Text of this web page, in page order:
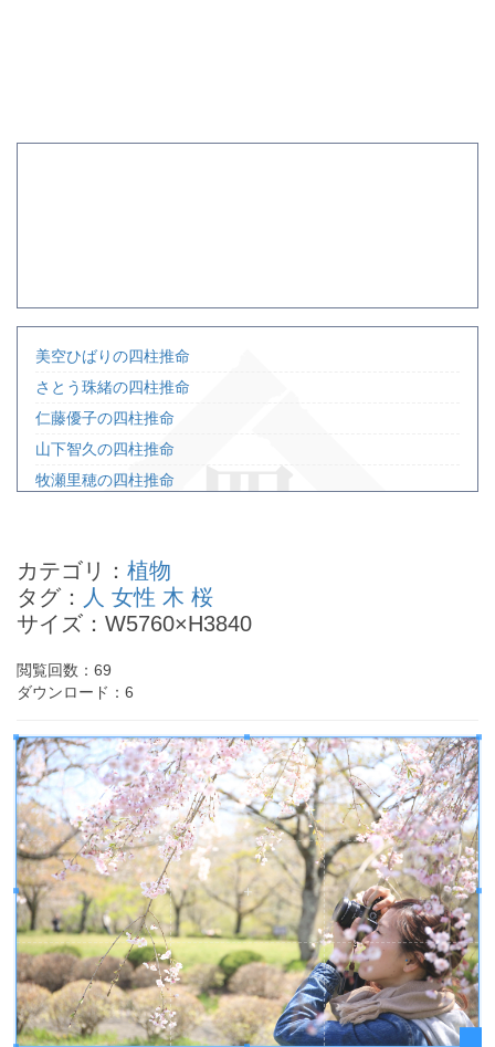
美空ひばりの四柱推命
さとう珠緒の四柱推命
仁藤優子の四柱推命
山下智久の四柱推命
牧瀬里穂の四柱推命
はなわの四柱推命
花田勝の四柱推命
坂下千里子の四柱推命
カテゴリ： 植物
タグ： 人 女性 木 桜
サイズ：W5760×H3840
閲覧回数： 69
ダウンロード： 6